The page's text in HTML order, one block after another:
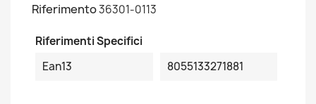
Riferimento36301-0113
Riferimenti Specifici
Ean13
8055133271881